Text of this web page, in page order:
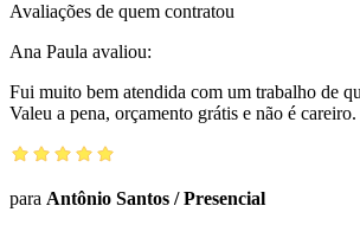
Avaliações de quem contratou
Ana Paula avaliou:
Fui muito bem atendida com um trabalho de
Valeu a pena, orçamento grátis e não é
para Antônio Santos /Presencial